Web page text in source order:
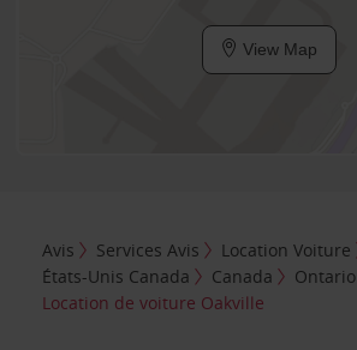
View Map
Avis Services Avis
Location Voiture
États-Unis Canada
Canada Ontario
Location de voiture Oakville